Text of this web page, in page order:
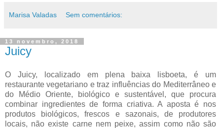
Marisa Valadas Sem comentários:
13 novembro, 2018
Juicy
O Juicy, localizado em plena baixa lisboeta, é um
restaurante vegetariano e traz influências do Mediterrâneo e
do Médio Oriente, biológico e sustentável, que procura
combinar ingredientes de forma criativa. A aposta é nos
produtos biológicos, frescos e sazonais, de produtores
locais, não existe carne nem peixe, assim como não são